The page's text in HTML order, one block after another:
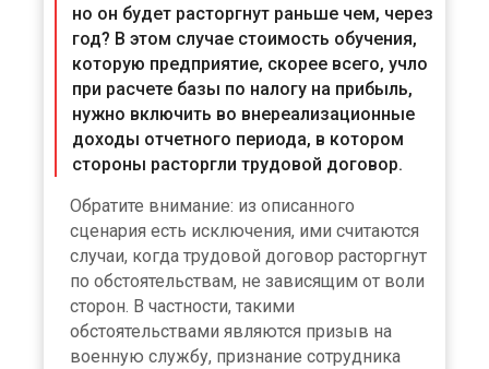
но он будет расторгнут раньше чем, через
год? В этом случае стоимость обучения,
которую предприятие, скорее всего, учло
при расчете базы по налогу на прибыль,
нужно включить во внереализационные
доходы отчетного периода, в котором
стороны расторгли трудовой договор.
Обратите внимание: из описанного
сценария есть исключения, ими считаются
случаи, когда трудовой договор расторгнут
по обстоятельствам, не зависящим от воли
сторон. В частности, такими
обстоятельствами являются призыв на
военную службу, признание сотрудника